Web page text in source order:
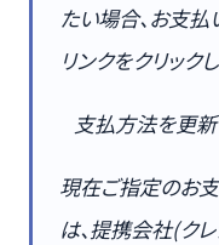
たい場合、お支
リンクをクリック
支払方法を更
現在ご指定のお
は、提携会社(ク